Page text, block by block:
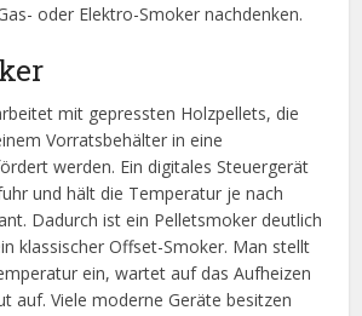
oder Elektro-Smoker nachdenken.
mit gepressten Holzpellets, die
Vorratsbehälter in eine
werden. Ein digitales Steuergerät
und hält die Temperatur je nach
Dadurch ist ein Pelletsmoker deutlich
klassischer Offset-Smoker. Man stellt
ein, wartet auf das Aufheizen
auf. Viele moderne Geräte besitzen